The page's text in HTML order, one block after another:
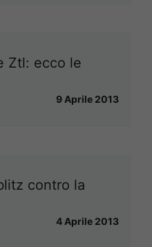
Ztl: ecco le
9 Aprile 2013
contro la
4 Aprile 2013